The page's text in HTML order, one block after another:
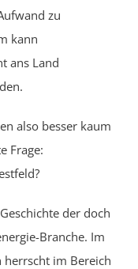
zu
kann
ans Land
also besser kaum
Frage:
der doch
Branche. Im
herrscht im Bereich